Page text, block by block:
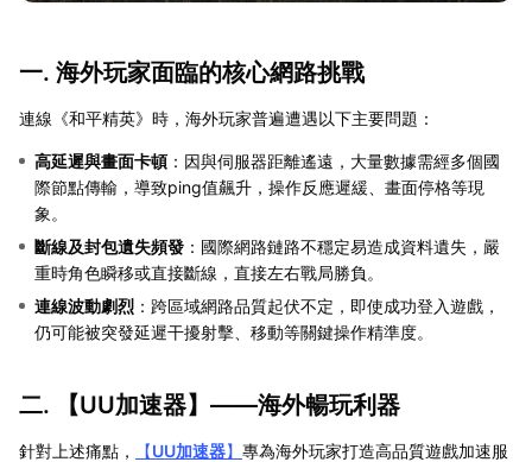
一. 海外玩家面臨的核心網路挑戰
連線《和平精英》時，海外玩家普遍遭遇以下主要問題：
高延遲與畫面卡頓：因與伺服器距離遙遠，大量數據需經多個國
際節點傳輸，導致ping值飆升，操作反應遲緩、畫面停格等現
象。
斷線及封包遺失頻發 ：國際網路鏈路不穩定易造成資料遺失，嚴
重時角色瞬移或直接斷線，直接左右戰局勝負。
連線波動劇烈 ：跨區域網路品質起伏不定，即使成功登入遊戲，
仍可能被突發延遲干擾射擊、移動等關鍵操作精準度。
二. 【UU加速器】——海外暢玩利器
針對上述痛點， 【UU加速器】 專為海外玩家打造高品質遊戲加速服